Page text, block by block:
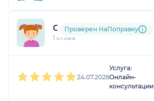
Светлана
1 отзыв
Проверен НаПоправку
24.07.2026
Услуга:
Онлайн-
консультации